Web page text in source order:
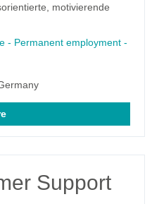
motivierende
- Permanent employment -
Support